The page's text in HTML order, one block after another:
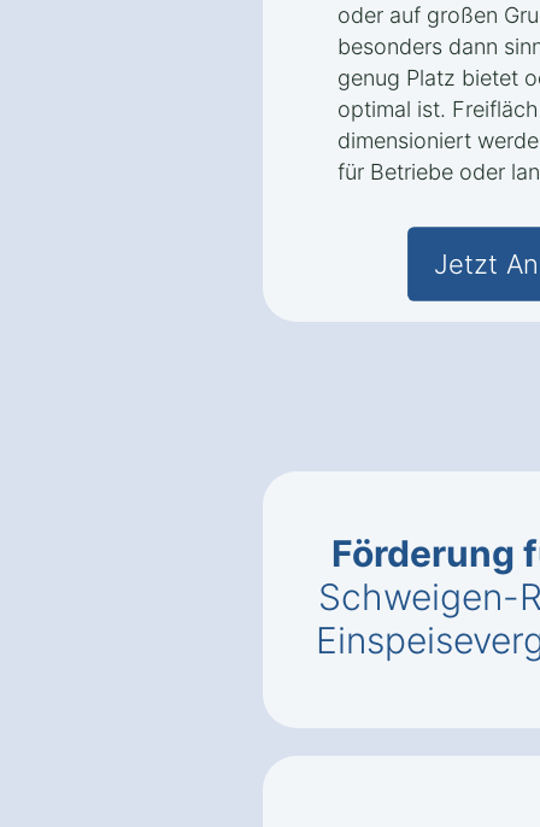
oder auf großen
besonders dann
genug Platz bietet
optimal ist.
dimensioniert
für Betriebe oder
Jetzt
Förderung
Schweigen-